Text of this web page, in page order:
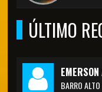
ÚLTIMO
BARRO ALTO